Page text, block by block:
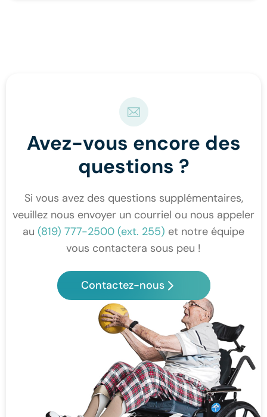
Avez-vous encore des
questions ?
Si vous avez des questions supplémentaires,
veuillez nous envoyer un courriel ou nous appeler
au (819) 777-2500 (ext. 255) et notre équipe
vous contactera sous peu !
Contactez-nous